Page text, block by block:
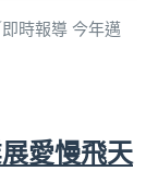
時報導 今年邁
愛慢飛天